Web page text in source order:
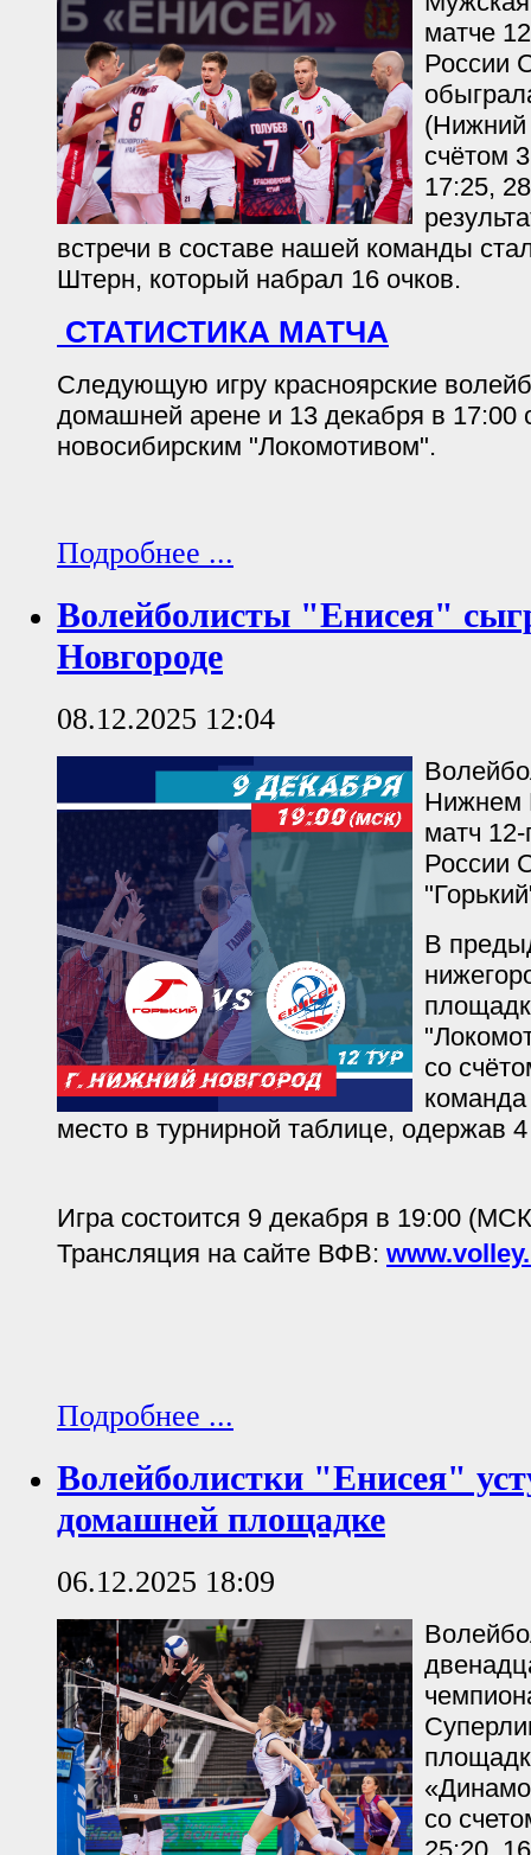
матче
России
(Нижний
счётом
17:25,
встречи в составе нашей команды
Штерн, который набрал 16 очков.
СТАТИСТИКА МАТЧА
Следующую игру красноярские
домашней арене и 13 декабря в 17:00
новосибирским "Локомотивом".
Подробнее ...
Волейболисты "Енисея"
Новгороде
08.12.2025 12:04
Нижнем
матч 12-
России
В
со
место в турнирной таблице, одержав
Игра состоится 9 декабря в 19:00
Трансляция на сайте ВФВ:
Подробнее ...
Волейболистки "Енисея"
домашней площадке
06.12.2025 18:09
со